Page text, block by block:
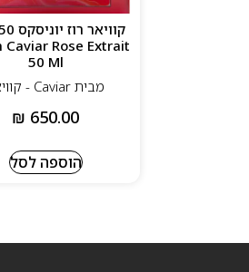
Caviar Rose Extrait
50 Ml
מבית Caviar - קוויאר
₪ 650.00
הוספה לסל